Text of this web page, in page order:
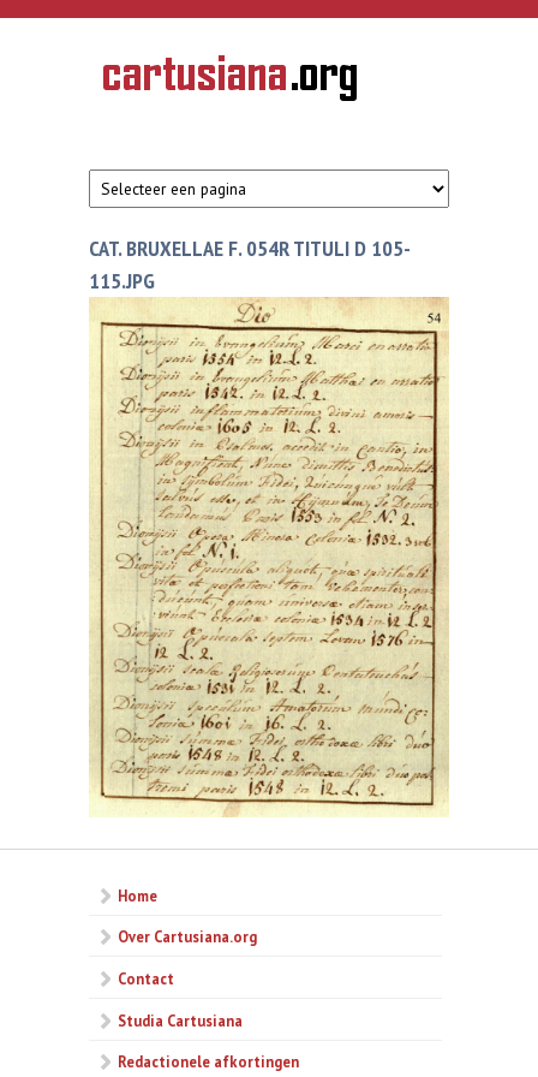
Overslaan en naar de inhoud gaan
CARTUSIANA
Geschiedenis
van de
CAT. BRUXELLAE F. 054R TITULI D 105-
115.JPG
Home
Over Cartusiana.org
Contact
Studia Cartusiana
Redactionele afkortingen